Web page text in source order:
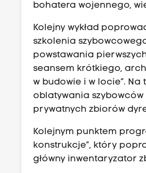
bohatera wojennego,
Kolejny wykład
szkolenia
powstawania
seansem krótkiego,
w budowie i w locie”.
oblatywania
prywatnych zbiorów
Kolejnym punktem
konstrukcje”, który
główny inwentaryzator